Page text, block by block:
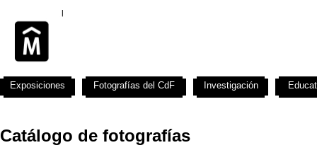
Catálogo de fotografías
Exposiciones Fotografías del CdF Investigación